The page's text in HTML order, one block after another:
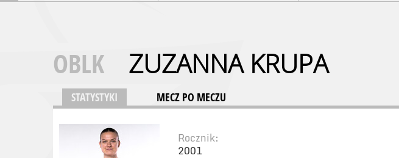
OBLK ZUZANNA KRUPA
STATYSTYKI MECZ PO MECZU
Rocznik:
2001